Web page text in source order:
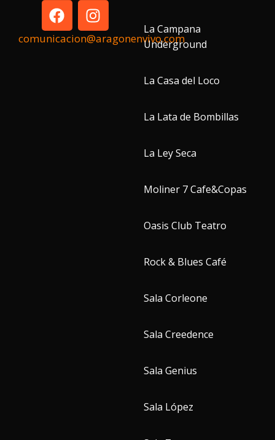
comunicacion@aragonenvivo.com
La Campana
Underground
La Casa del Loco
La Lata de Bombillas
La Ley Seca
Moliner 7 Cafe&Copas
Oasis Club Teatro
Rock & Blues Café
Sala Corleone
Sala Creedence
Sala Genius
Sala López